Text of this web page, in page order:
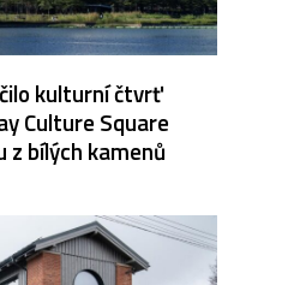
kulturní čtvrť
Culture Square
z bílých kamenů